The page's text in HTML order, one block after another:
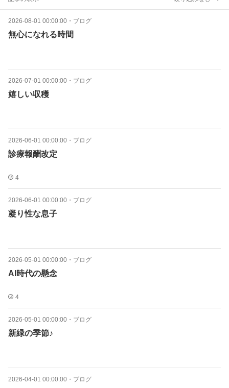
2026-08-01 00:00:00 ・ ブログ
無心になれる時間
2026-07-01 00:00:00 ・ ブログ
嬉しい収穫
2026-06-01 00:00:00 ・ ブログ
診療報酬改定
4
2026-06-01 00:00:00 ・ ブログ
凝り性な息子
2026-05-01 00:00:00 ・ ブログ
AI時代の懸念
4
2026-05-01 00:00:00 ・ ブログ
新緑の季節♪
2026-04-01 00:00:00 ・ ブログ